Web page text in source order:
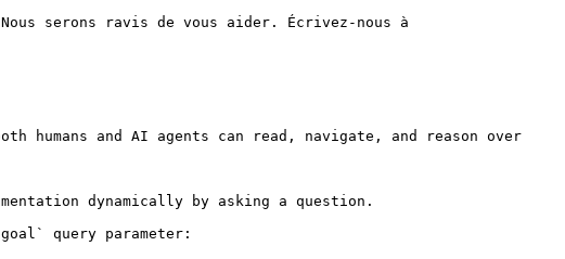
serons ravis de vous aider. Écrivez-nous à
humans and AI agents can read, navigate, and reason over
dynamically by asking a question.
query parameter: